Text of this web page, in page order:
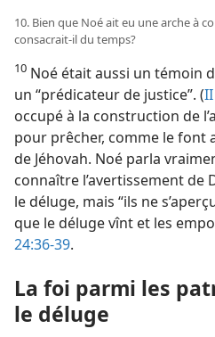
10. Bien que Noé ait eu une arche à
consacrait-​il du temps?
10 Noé était aussi un témoin
un “prédicateur de justice”. (
occupé à la construction de
pour prêcher, comme le font
de Jéhovah. Noé parla
connaître l’avertissement de
le déluge, mais “ils ne
que le déluge vînt et les
24:36-39.
La foi parmi les
le déluge